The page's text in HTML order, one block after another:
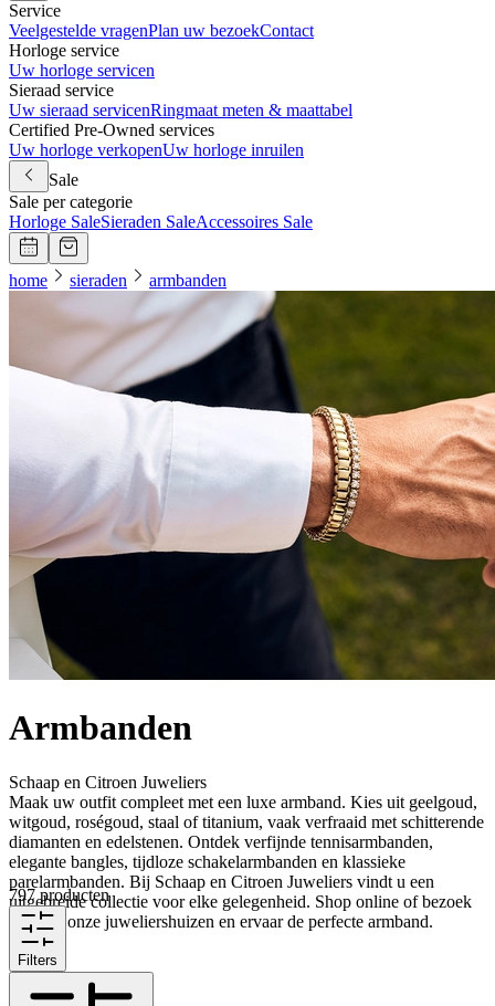
Service
Veelgestelde vragenPlan uw bezoekContact
Horloge service
Uw horloge servicen
Sieraad service
Uw sieraad servicenRingmaat meten & maattabel
Certified Pre-Owned services
Uw horloge verkopenUw horloge inruilen
Sale
Sale per categorie
Horloge SaleSieraden SaleAccessoires Sale
home sieraden armbanden
Armbanden
Schaap en Citroen Juweliers
Maak uw outfit compleet met een luxe armband. Kies uit geelgoud,
witgoud, roségoud, staal of titanium, vaak verfraaid met schitterende
diamanten en edelstenen. Ontdek verfijnde tennisarmbanden,
elegante bangles, tijdloze schakelarmbanden en klassieke
parelarmbanden. Bij Schaap en Citroen Juweliers vindt u een
uitgebreide collectie voor elke gelegenheid. Shop online of bezoek
een van onze juweliershuizen en ervaar de perfecte armband.
797 producten
Filters